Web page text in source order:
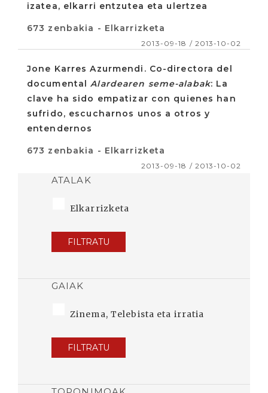
izatea, elkarri entzutea eta ulertzea
673 zenbakia - Elkarrizketa
2013-09-18 / 2013-10-02
Jone Karres Azurmendi. Co-directora del
documentalAlardearen seme-alabak: La
clave ha sido empatizar con quienes han
sufrido, escucharnos unos a otros y
entendernos
673 zenbakia - Elkarrizketa
2013-09-18 / 2013-10-02
ATALAK
Elkarrizketa
FILTRATU
GAIAK
Zinema, Telebista eta irratia
FILTRATU